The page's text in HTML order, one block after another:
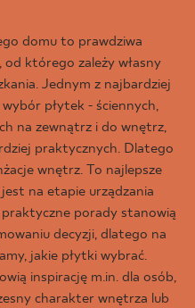
domu to prawdziwa
od którego zależy własny
Jednym z najbardziej
płytek - ściennych,
na zewnątrz i do wnętrz,
praktycznych. Dlatego
wnętrz. To najlepsze
na etapie urządzania
porady stanowią
decyzji, dlatego na
jakie płytki wybrać.
inspirację m.in. dla osób,
charakter wnętrza lub